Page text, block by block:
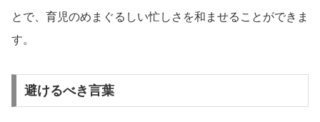
とで、育児のめまぐるしい忙しさを和ませることができま
す。
避けるべき言葉